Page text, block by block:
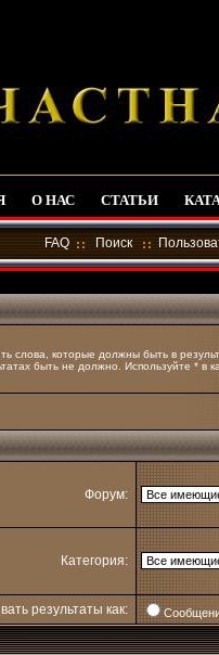
О НАС СТАТЬИ
FAQ Поиск
слова, которые должны быть в
быть не должно. Используйте * в
Форум:
Категория:
результаты как: